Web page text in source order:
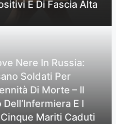
È Di Fascia Alta
Nere In Russia:
Soldati Per
Di Morte – Il
Dell’Infermiera E I
Mariti Caduti